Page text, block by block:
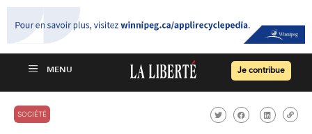
Je contribue
SOCIÉTÉ